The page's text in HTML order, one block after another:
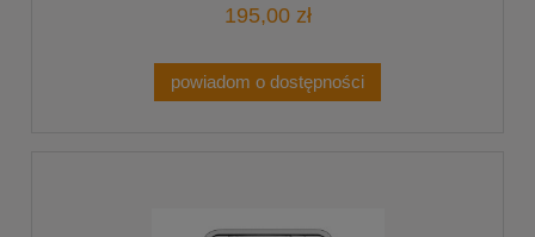
195,00 zł
powiadom o dostępności